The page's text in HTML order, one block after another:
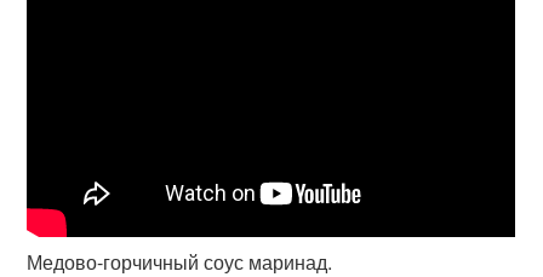
Медово-горчичный соус маринад.